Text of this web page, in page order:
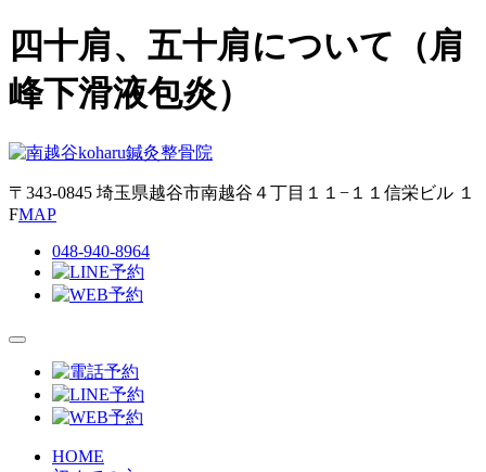
四十肩、五十肩について（肩
峰下滑液包炎）
〒343-0845 埼玉県越谷市南越谷４丁目１１−１１ 信栄ビル １
FMAP
048-940-8964
HOME